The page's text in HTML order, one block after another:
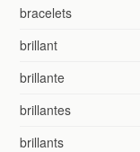
bracelets
brillant
brillante
brillantes
brillants